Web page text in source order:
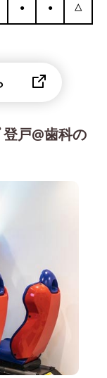
● ● △
戸@歯科の